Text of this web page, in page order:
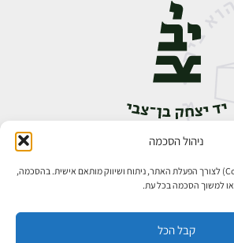
ניהול הסכמה
אנו משתמשים בעוגיות (Cookies) לצורך הפעלת האתר, ניתוח ושיווק מותאם אישית. בהסכמה,
או למשוך הסכמה בכל עת.
קבל הכל
רחביה, ירושלים